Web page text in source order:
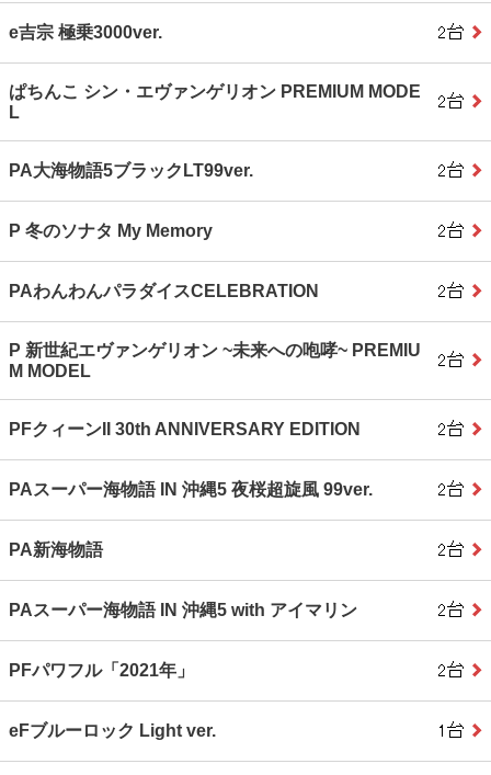
e吉宗 極乗3000ver.
ぱちんこ シン・エヴァンゲリオン PREMIUM MODE
L
PA大海物語5ブラックLT99ver.
P 冬のソナタ My Memory
PAわんわんパラダイスCELEBRATION
P 新世紀エヴァンゲリオン ~未来への咆哮~ PREMIU
M MODEL
PFクィーンII 30th ANNIVERSARY EDITION
PAスーパー海物語 IN 沖縄5 夜桜超旋風 99ver.
PA新海物語
PAスーパー海物語 IN 沖縄5 with アイマリン
PFパワフル「2021年」
eFブルーロック Light ver.